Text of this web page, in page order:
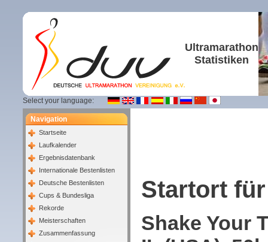
Ultramarathon
Statistiken
Select your language:
Navigation
Startseite
Laufkalender
Ergebnisdatenbank
Internationale Bestenlisten
Deutsche Bestenlisten
Cups & Bundesliga
Rekorde
Meisterschaften
Zusammenfassung
Startort für
Shake Your